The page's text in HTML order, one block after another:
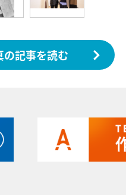
の記事を読む